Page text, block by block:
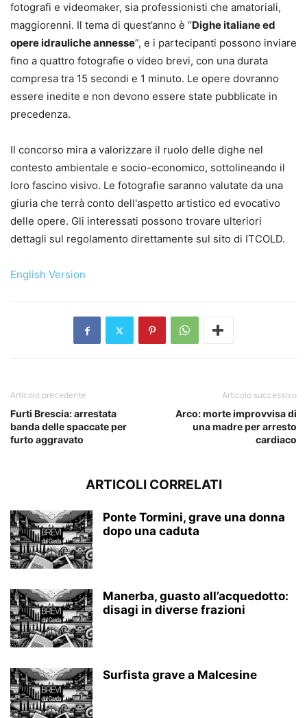
fotografi e videomaker, sia professionisti che amatoriali,
maggiorenni. Il tema di quest’anno è “Dighe italiane ed
opere idrauliche annesse”, e i partecipanti possono inviare
fino a quattro fotografie o video brevi, con una durata
compresa tra 15 secondi e 1 minuto. Le opere dovranno
essere inedite e non devono essere state pubblicate in
precedenza.
Il concorso mira a valorizzare il ruolo delle dighe nel
contesto ambientale e socio-economico, sottolineando il
loro fascino visivo. Le fotografie saranno valutate da una
giuria che terrà conto dell'aspetto artistico ed evocativo
delle opere. Gli interessati possono trovare ulteriori
dettagli sul regolamento direttamente sul sito di ITCOLD.
English Version
Articolo precedente
Furti Brescia: arrestata
banda delle spaccate per
furto aggravato
Articolo successivo
Arco: morte improvvisa di
una madre per arresto
cardiaco
ARTICOLI CORRELATI
Ponte Tormini, grave una donna
dopo una caduta
Manerba, guasto all’acquedotto:
disagi in diverse frazioni
Surfista grave a Malcesine